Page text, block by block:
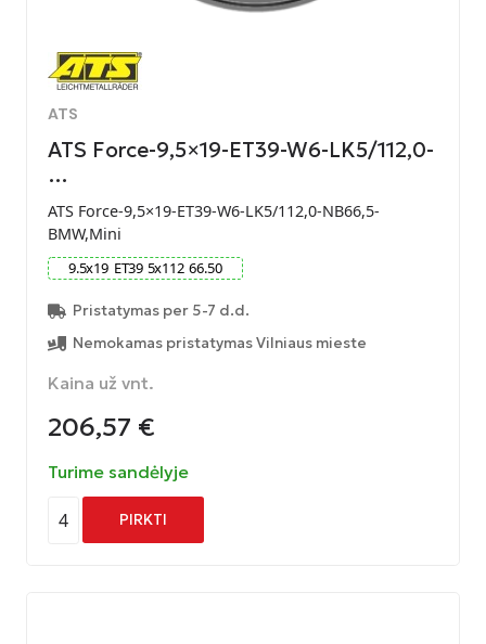
ATS
ATS Force-9,5×19-ET39-W6-LK5/112,0-
…
ATS Force-9,5×19-ET39-W6-LK5/112,0-NB66,5-
BMW,Mini
9.5x19 ET39 5x112 66.50
Pristatymas per 5-7 d.d.
Nemokamas pristatymas Vilniaus mieste
Kaina už vnt.
206,57 €
Turime sandėlyje
4 PIRKTI